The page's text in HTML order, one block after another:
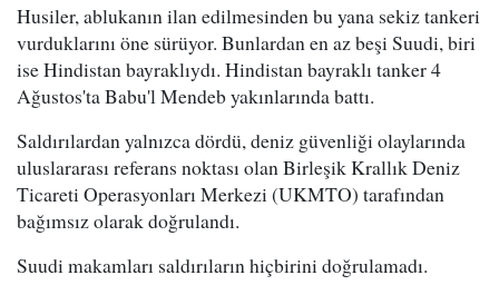
Husiler, ablukanın ilan edilmesinden bu yana sekiz tankeri
vurduklarını öne sürüyor. Bunlardan en az beşi Suudi, biri
ise Hindistan bayraklıydı. Hindistan bayraklı tanker 4
Ağustos'ta Babu'l Mendeb yakınlarında battı.
Saldırılardan yalnızca dördü, deniz güvenliği olaylarında
uluslararası referans noktası olan Birleşik Krallık Deniz
Ticareti Operasyonları Merkezi (UKMTO) tarafından
bağımsız olarak doğrulandı.
Suudi makamları saldırıların hiçbirini doğrulamadı.